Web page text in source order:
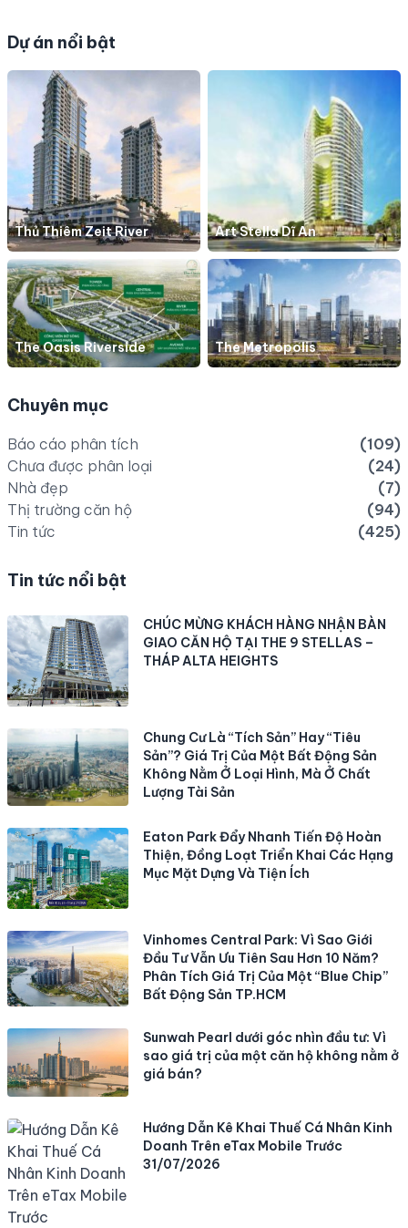
Dự án nổi bật
Thủ Thiêm Zeit River Art Stella Dĩ An
The Oasis Riverside The Metropolis
Chuyên mục
Báo cáo phân tích
(109)
Chưa được phân loại
(24)
Nhà đẹp
(7)
Thị trường căn hộ
(94)
Tin tức
(425)
Tin tức nổi bật
CHÚC MỪNG KHÁCH HÀNG NHẬN BÀN
GIAO CĂN HỘ TẠI THE 9 STELLAS –
THÁP ALTA HEIGHTS
Chung Cư Là “Tích Sản” Hay “Tiêu
Sản”? Giá Trị Của Một Bất Động Sản
Không Nằm Ở Loại Hình, Mà Ở Chất
Lượng Tài Sản
Eaton Park Đẩy Nhanh Tiến Độ Hoàn
Thiện, Đồng Loạt Triển Khai Các Hạng
Mục Mặt Dựng Và Tiện Ích
Vinhomes Central Park: Vì Sao Giới
Đầu Tư Vẫn Ưu Tiên Sau Hơn 10 Năm?
Phân Tích Giá Trị Của Một “Blue Chip”
Bất Động Sản TP.HCM
Sunwah Pearl dưới góc nhìn đầu tư: Vì
sao giá trị của một căn hộ không nằm ở
giá bán?
Hướng Dẫn Kê Khai Thuế Cá Nhân Kinh
Doanh Trên eTax Mobile Trước
31/07/2026